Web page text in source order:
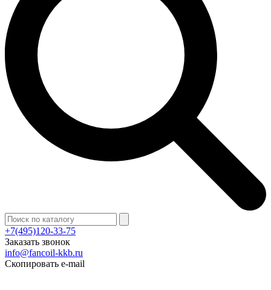
+7(495)120-33-75
Заказать звонок
info@fancoil-kkb.ru
Скопировать e-mail